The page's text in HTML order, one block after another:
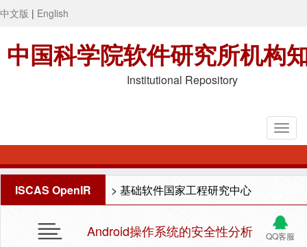
中文版 | English
中国科学院软件研究所机构
Institutional Repository
ISCAS OpenIR > 基础软件国家工程研究中心
QQ客服
Android操作系统的安全性分析